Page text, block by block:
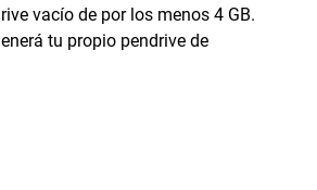
vacío de por los menos 4 GB.
tu propio pendrive de